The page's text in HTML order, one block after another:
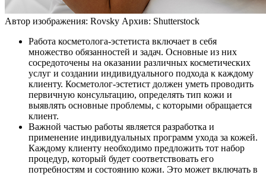
Автор изображения: Rovsky Архив: Shutterstock
Работа косметолога-эстетиста включает в себя
множество обязанностей и задач. Основные из них
сосредоточены на оказании различных косметических
услуг и создании индивидуального подхода к каждому
клиенту. Косметолог-эстетист должен уметь проводить
первичную консультацию, определять тип кожи и
выявлять основные проблемы, с которыми обращается
клиент.
Важной частью работы является разработка и
применение индивидуальных программ ухода за кожей.
Каждому клиенту необходимо предложить тот набор
процедур, который будет соответствовать его
потребностям и состоянию кожи. Это может включать в